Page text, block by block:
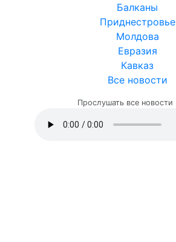
Балканы
Приднестровье
Молдова
Евразия
Кавказ
Все новости
Прослушать все новости